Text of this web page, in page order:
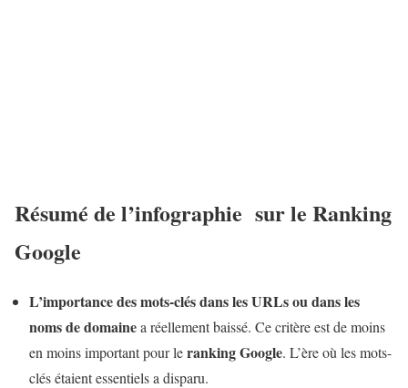
Résumé de l’infographie sur le Ranking
Google
L’importance des mots-clés dans les URLs ou dans les
noms de domainea réellement baissé. Ce critère est de moins
en moins important pour leranking Google. L’ère où les mots-
clés étaient essentiels a disparu.